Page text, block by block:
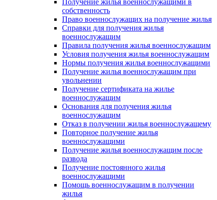
Получение жилья военнослужащими в
собственность
Право военнослужащих на получение жилья
Справки для получения жилья
военнослужащим
Правила получения жилья военнослужащим
Условия получения жилья военнослужащим
Нормы получения жилья военнослужащими
Получение жилья военнослужащим при
увольнении
Получение сертификата на жилье
военнослужащим
Основания для получения жилья
военнослужащим
Отказ в получении жилья военнослужащему
Повторное получение жилья
военнослужащими
Получение жилья военнослужащим после
развода
Получение постоянного жилья
военнослужащими
Помощь военнослужащим в получении
жилья